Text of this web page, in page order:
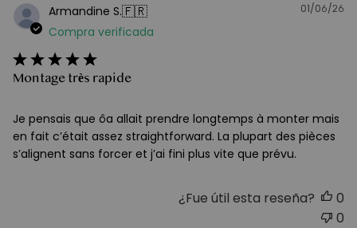
Armandine S.🇫🇷
Compra verificada
Montage très rapide
Je pensais que ôa allait prendre longtemps à monter mais
en fait c’était assez straightforward. La plupart des pièces
s’alignent sans forcer et j’ai fini plus vite que prévu.
01/06/26
¿Fue útil esta reseña?
0
0